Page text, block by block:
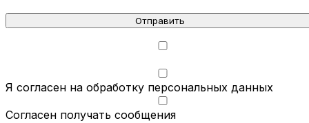
Я согласен на обработку персональных данных
Согласен получать сообщения